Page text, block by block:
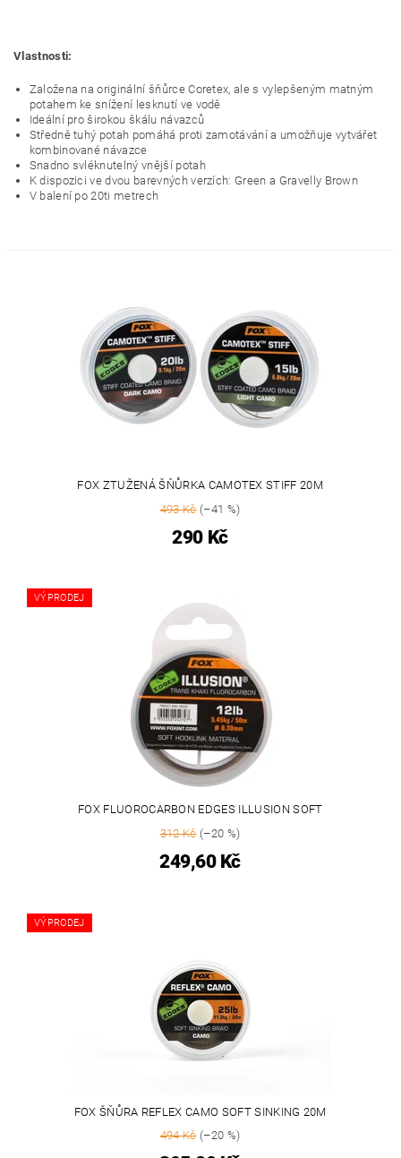
Vlastnosti:
Založena na originální šňůrce Coretex, ale s vylepšeným matným
potahem ke snížení lesknutí ve vodě
Ideální pro širokou škálu návazců
Středně tuhý potah pomáhá proti zamotávání a umožňuje vytvářet
kombinované návazce
Snadno svléknutelný vnější potah
K dispozici ve dvou barevných verzích: Green a Gravelly Brown
V balení po 20ti metrech
FOX ZTUŽENÁ ŠŇŮRKA CAMOTEX STIFF 20M
493 Kč(–41 %)
290 Kč
VÝPRODEJ
FOX FLUOROCARBON EDGES ILLUSION SOFT
312 Kč(–20 %)
249,60 Kč
VÝPRODEJ
FOX ŠŇŮRA REFLEX CAMO SOFT SINKING 20M
494 Kč(–20 %)